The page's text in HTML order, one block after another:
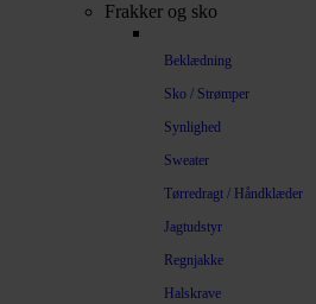
Frakker og sko
Beklædning
Sko / Strømper
Synlighed
Sweater
Tørredragt / Håndklæder
Jagtudstyr
Regnjakke
Halskrave